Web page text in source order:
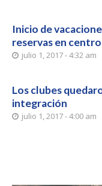
Inicio de
reservas en
julio 1, 2017 - 4:32 am
Los clubes
integración
julio 1, 2017 - 4:00 am